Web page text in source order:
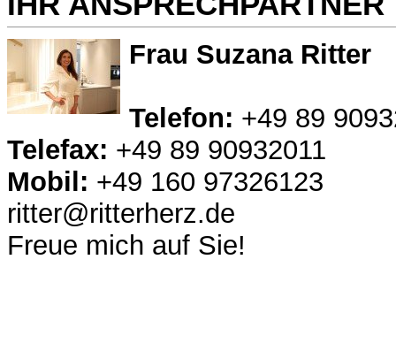
Frau Suzana Ritter
Telefon: +49 89
Telefax: +49 89 90932011
Mobil: +49 160 97326123
ritter@ritterherz.de
Freue mich auf Sie!